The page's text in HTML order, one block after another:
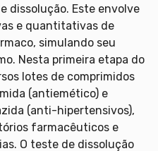
dissolução. Este envolve
e quantitativas de
simulando seu
Nesta primeira etapa do
lotes de comprimidos
(antiemético) e
(anti-hipertensivos),
farmacêuticos e
O teste de dissolução